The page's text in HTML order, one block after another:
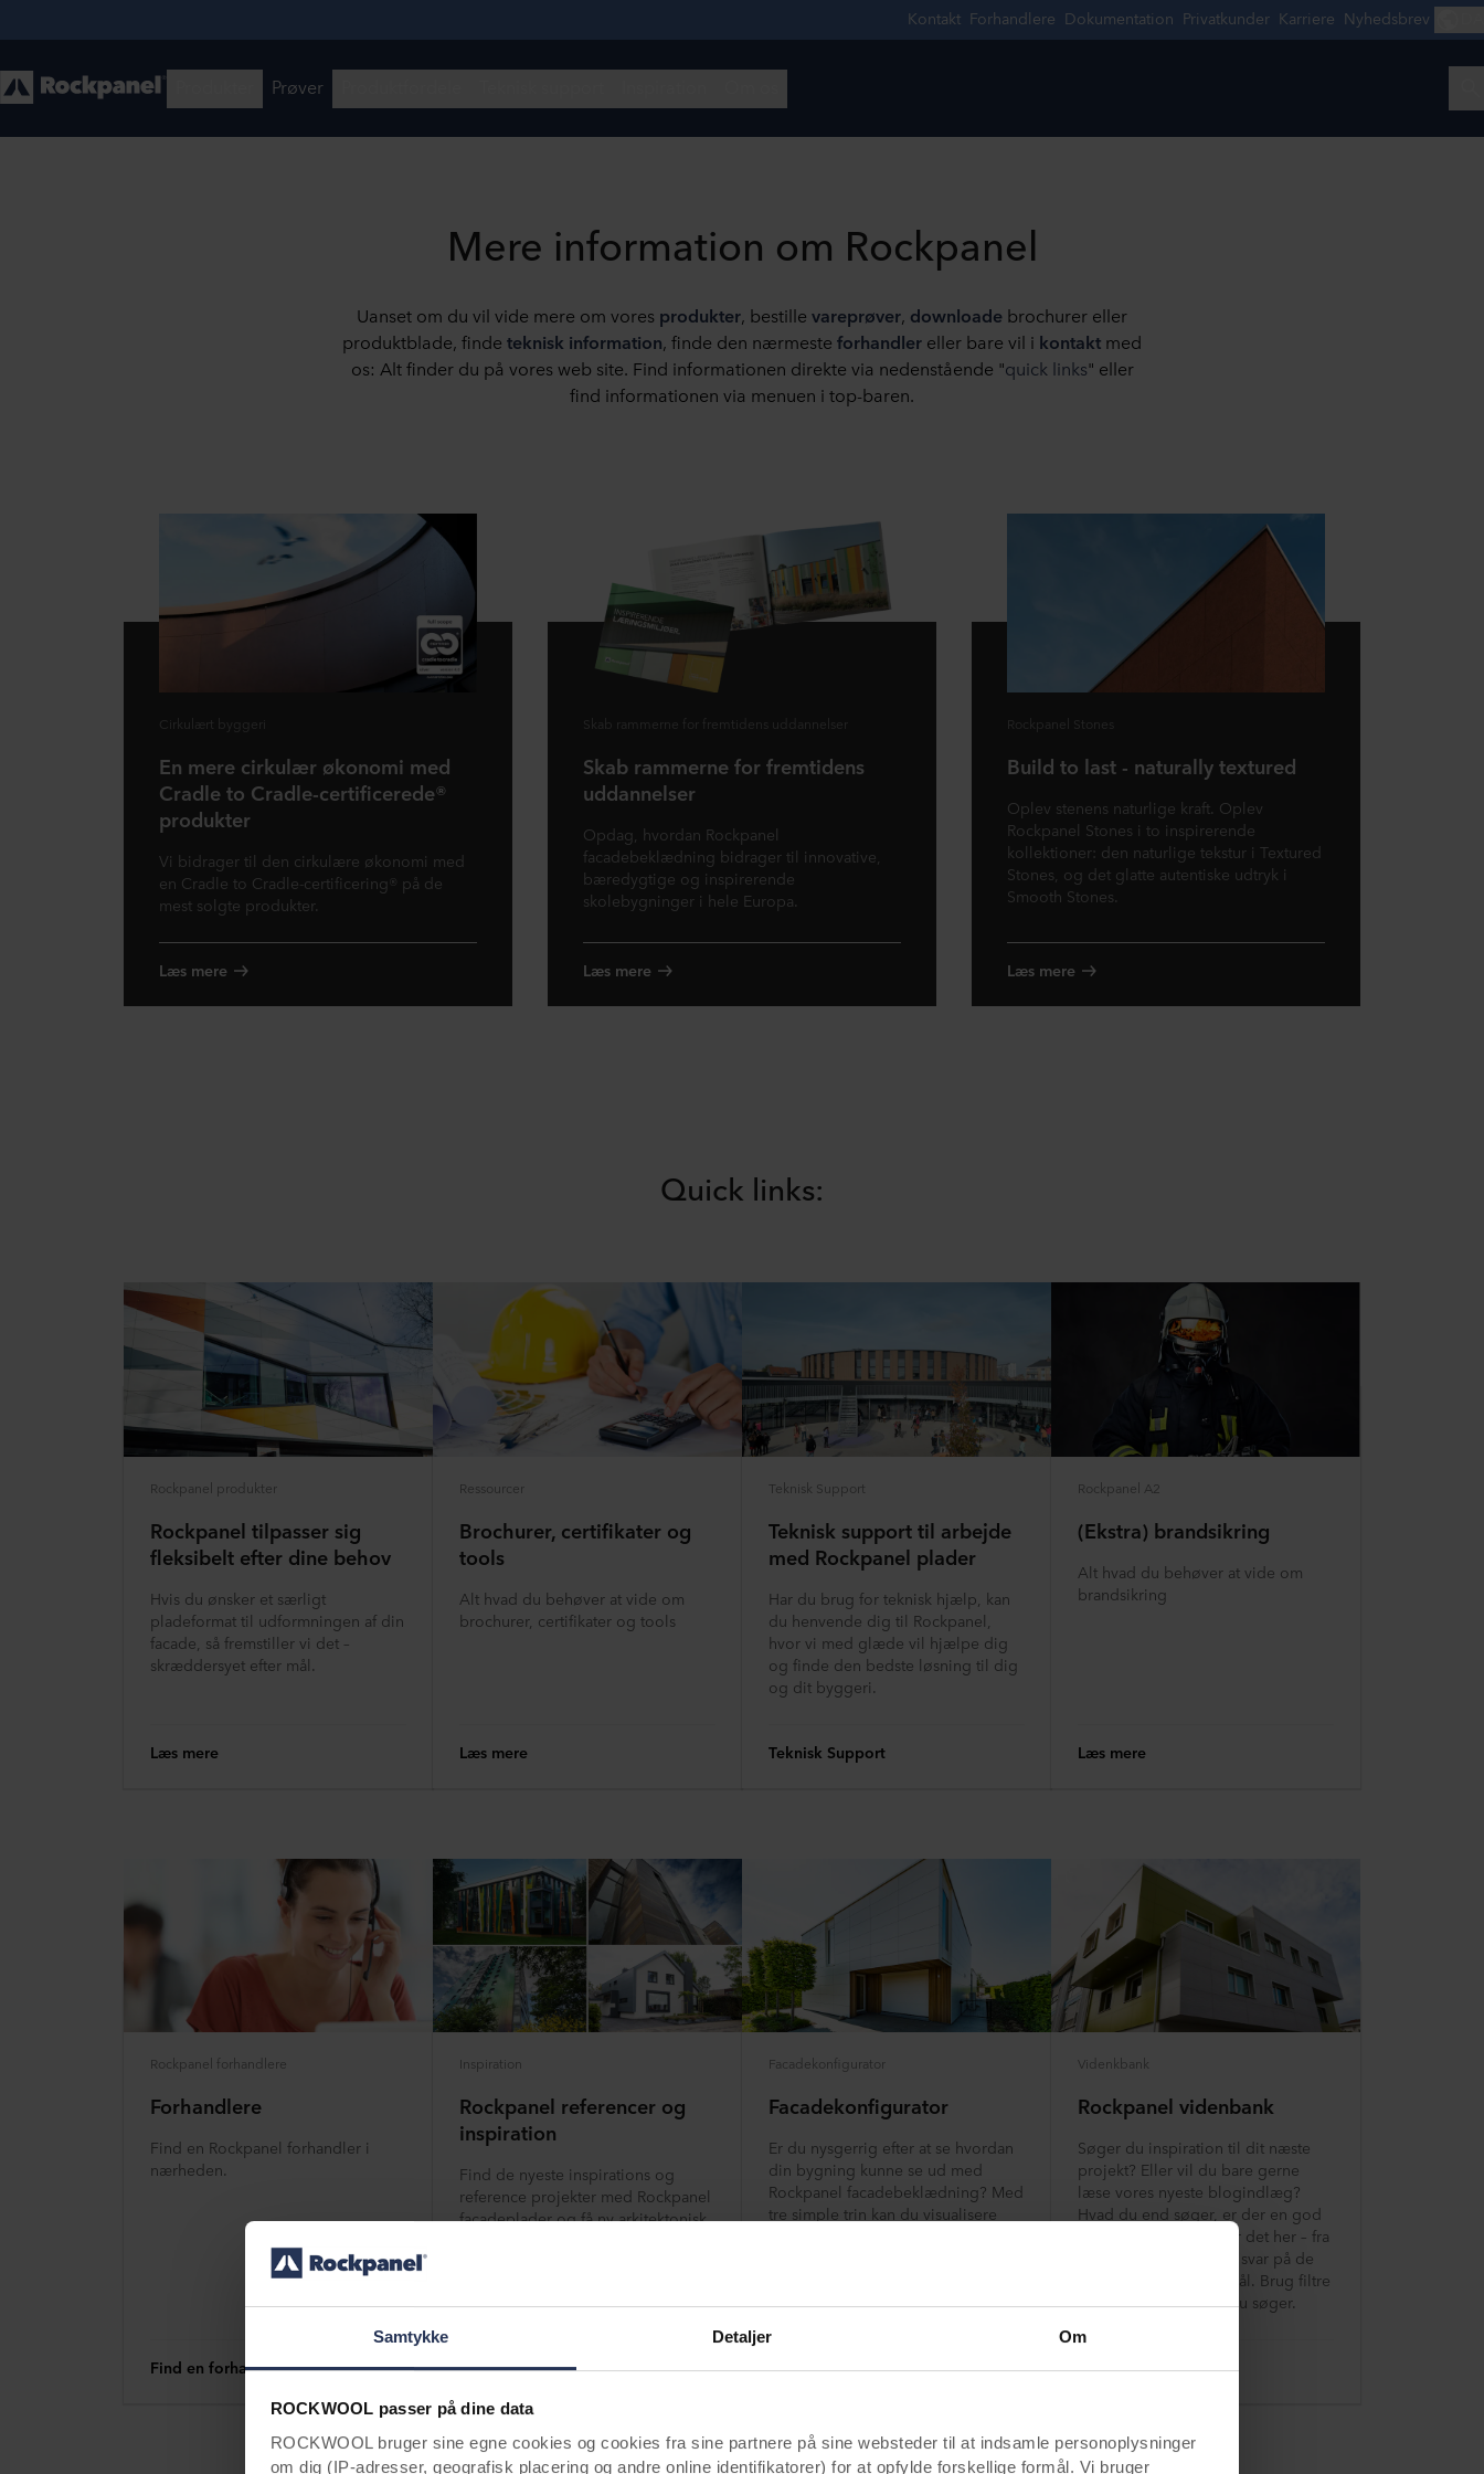
Samtykke Detaljer Om
ROCKWOOL passer på dine data
ROCKWOOL bruger sine egne cookies og cookies fra sine partnere på sine websteder til at indsamle personoplysninger
om dig (IP-adresser, geografisk placering og andre online identifikatorer) for at opfylde forskellige formål. Vi bruger
Mere information om Rockpanel
Uanset om du vil vide mere om vores produkter, bestille vareprøver, downloade brochurer eller
produktblade, finde teknisk information, finde den nærmeste forhandler eller bare vil i kontakt med
os: Alt finder du på vores web site. Find informationen direkte via nedenstående "quick links" eller
find informationen via menuen i top-baren.
Cirkulært byggeri
En mere cirkulær økonomi med
Cradle to Cradle-certificerede®
produkter
Vi bidrager til den cirkulære økonomi med
en Cradle to Cradle-certificering® på de
mest solgte produkter.
Læs mere
Skab rammerne for fremtidens uddannelser
Skab rammerne for fremtidens
uddannelser
Opdag, hvordan Rockpanel
facadebeklædning bidrager til innovative,
bæredygtige og inspirerende
skolebygninger i hele Europa.
Læs mere
Rockpanel Stones
Build to last - naturally textured
Oplev stenens naturlige kraft. Oplev
Rockpanel Stones i to inspirerende
kollektioner: den naturlige tekstur i Textured
Stones, og det glatte autentiske udtryk i
Smooth Stones.
Læs mere
Quick links:
Rockpanel produkter
Rockpanel tilpasser sig
fleksibelt efter dine behov
Hvis du ønsker et særligt
pladeformat til udformningen af din
facade, så fremstiller vi det –
skræddersyet efter mål.
Læs mere
Ressourcer
Brochurer, certifikater og
tools
Alt hvad du behøver at vide om
brochurer, certifikater og tools
Læs mere
Teknisk Support
Teknisk support til arbejde
med Rockpanel plader
Har du brug for teknisk hjælp, kan
du henvende dig til Rockpanel,
hvor vi med glæde vil hjælpe dig
og finde den bedste løsning til dig
og dit byggeri.
Teknisk Support
Rockpanel A2
(Ekstra) brandsikring
Alt hvad du behøver at vide om
brandsikring
Læs mere
Rockpanel forhandlere
Forhandlere
Find en Rockpanel forhandler i
nærheden.
Find en forhandler
Inspiration
Rockpanel referencer og
inspiration
Find de nyeste inspirations og
reference projekter med Rockpanel
facadeplader og få ny arkitektonisk
Bliv inspireret
Facadekonfigurator
Facadekonfigurator
Er du nysgerrig efter at se hvordan
din bygning kunne se ud med
Rockpanel facadebeklædning? Med
tre simple trin kan du visualisere
Rockpanels sortiment.
Læs mere
Videnkbank
Rockpanel videnbank
Søger du inspiration til dit næste
projekt? Eller vil du bare gerne
læse vores nyeste blogindlæg?
Hvad du end søger, er der en god
chance for, at du finder det her – fra
ideer og inspiration til svar på de
oftest stillede spørgsmål. Brug filtre
til at finde det emne, du søger.
Læs mere